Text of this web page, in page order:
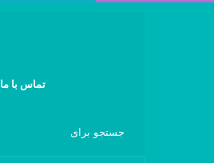
تماس با ما
جستجو